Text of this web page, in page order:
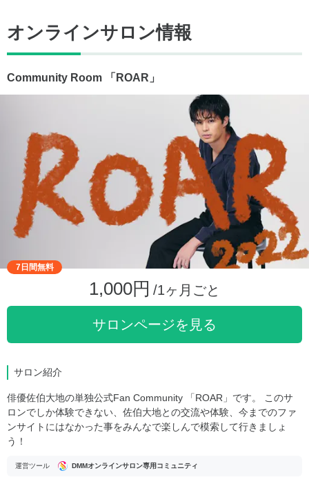
オンラインサロン情報
Community Room 「ROAR」
7日間無料
1,000円 /1ヶ月ごと
サロンページを見る
サロン紹介
俳優佐伯大地の単独公式Fan Community 「ROAR」です。 このサ
ロンでしか体験できない、佐伯大地との交流や体験、今までのファ
ンサイトにはなかった事をみんなで楽しんで模索して行きましょ
う！
運営ツール DMMオンラインサロン専用コミュニティ